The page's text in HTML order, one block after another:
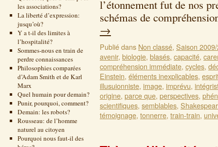
les associations?
La liberté d’expression:
jusqu’où?
Y a t-il des limites à
l’hospitalité?
Sommes-nous en train de
perdre connaissances
Philosophies comparées
d’Adam Smith et de Karl
Marx
Quel humain pour demain?
Punir, pourquoi, comment?
Demain: les robots?
Rousseau: de l’homme
naturel au citoyen
Pourquoi nous faut-il des
l’étonnement fut de nos
schémas de
→
Publié dans Non classé, Saison
avenir, biologie, blasés, capacité,
compréhension immédiate, cycles,
Einstein, éléments inexplicables,
illusuionniste, image, imprévu,
origine, parce que, perspectives,
scientifiques, semblables,
témoignage, tonnerre, train-train,